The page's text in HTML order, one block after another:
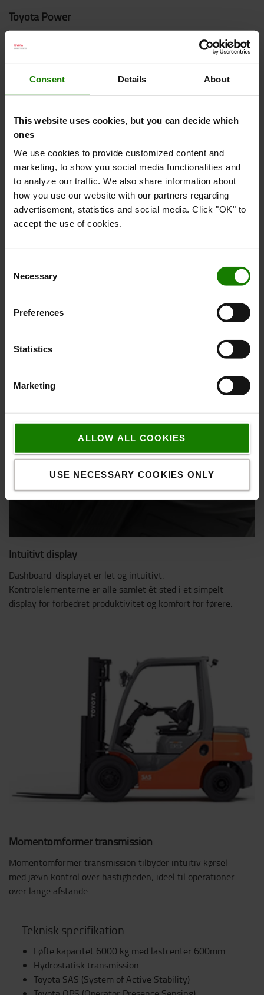
Consent Details About
This website uses cookies, but you can decide which
ones
We use cookies to provide customized content and
marketing, to show you social media functionalities and
to analyze our traffic. We also share information about
how you use our website with our partners regarding
advertisement, statistics and social media. Click "OK" to
accept the use of cookies.
Selection
Necessary
Preferences
Statistics
Marketing
ALLOW ALL COOKIES
USE NECESSARY COOKIES ONLY
Toyota Power
Motoren, som er designet internt, er specielt udviklet til
brug i industrien og understøtter hurtig acceleration samt
en optimeret brændstofeffektivitet.
Fremragende udsyn hele vejen rundt
Det gode udsyn gennem masten giver føreren et godt
overblik over lasten og omgivelserne.
Intuitivt display
Dashboard-displayet er let og intuitivt.
Kontrolelementerne er alle samlet ét sted i et simpelt
display for forbedret produktivitet og komfort for førere.
Momentomformer transmission
Momentomformer transmission tilbyder intuitiv kørsel
med jævn kontrol over hastigheden; ideel til operationer
over lange afstande.
Teknisk specifikation
Løfte kapacitet 6000 kg med lastcenter 600mm
Hydrostatisk transmission
Toyota SAS (System of Active Stability)